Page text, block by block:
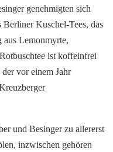
genehmigten sich
Berliner Kuschel-Tees, das
aus Lemonmyrte,
ist koffeinfrei
vor einem Jahr
und Besinger zu allererst
inzwischen gehören